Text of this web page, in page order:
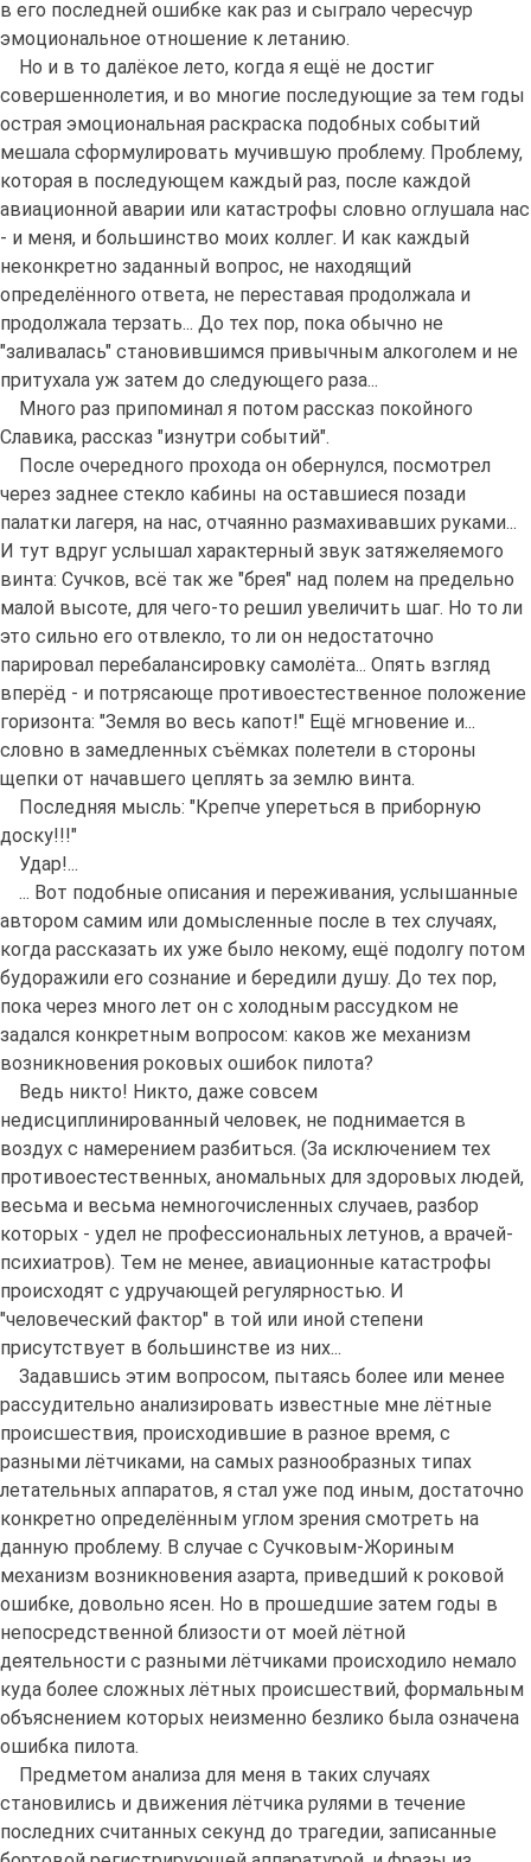
в его последней ошибке как раз и сыграло чересчур
эмоциональное отношение к летанию.
Но и в то далёкое лето, когда я ещё не достиг
совершеннолетия, и во многие последующие за тем годы
острая эмоциональная раскраска подобных событий
мешала сформулировать мучившую проблему. Проблему,
которая в последующем каждый раз, после каждой
авиационной аварии или катастрофы словно оглушала нас
- и меня, и большинство моих коллег. И как каждый
неконкретно заданный вопрос, не находящий
определённого ответа, не переставая продолжала и
продолжала терзать... До тех пор, пока обычно не
"заливалась" становившимся привычным алкоголем и не
притухала уж затем до следующего раза...
Много раз припоминал я потом рассказ покойного
Славика, рассказ "изнутри событий".
После очередного прохода он обернулся, посмотрел
через заднее стекло кабины на оставшиеся позади
палатки лагеря, на нас, отчаянно размахивавших руками...
И тут вдруг услышал характерный звук затяжеляемого
винта: Сучков, всё так же "брея" над полем на предельно
малой высоте, для чего-то решил увеличить шаг. Но то ли
это сильно его отвлекло, то ли он недостаточно
парировал перебалансировку самолёта... Опять взгляд
вперёд - и потрясающе противоестественное положение
горизонта: "Земля во весь капот!" Ещё мгновение и...
словно в замедленных съёмках полетели в стороны
щепки от начавшего цеплять за землю винта.
Последняя мысль: "Крепче упереться в приборную
доску!!!"
Удар!...
... Вот подобные описания и переживания, услышанные
автором самим или домысленные после в тех случаях,
когда рассказать их уже было некому, ещё подолгу потом
будоражили его сознание и бередили душу. До тех пор,
пока через много лет он с холодным рассудком не
задался конкретным вопросом: каков же механизм
возникновения роковых ошибок пилота?
Ведь никто! Никто, даже совсем
недисциплинированный человек, не поднимается в
воздух с намерением разбиться. (За исключением тех
противоестественных, аномальных для здоровых людей,
весьма и весьма немногочисленных случаев, разбор
которых - удел не профессиональных летунов, а врачей-
психиатров). Тем не менее, авиационные катастрофы
происходят с удручающей регулярностью. И
"человеческий фактор" в той или иной степени
присутствует в большинстве из них...
Задавшись этим вопросом, пытаясь более или менее
рассудительно анализировать известные мне лётные
происшествия, происходившие в разное время, с
разными лётчиками, на самых разнообразных типах
летательных аппаратов, я стал уже под иным, достаточно
конкретно определённым углом зрения смотреть на
данную проблему. В случае с Сучковым-Жориным
механизм возникновения азарта, приведший к роковой
ошибке, довольно ясен. Но в прошедшие затем годы в
непосредственной близости от моей лётной
деятельности с разными лётчиками происходило немало
куда более сложных лётных происшествий, формальным
объяснением которых неизменно безлико была означена
ошибка пилота.
Предметом анализа для меня в таких случаях
становились и движения лётчика рулями в течение
последних считанных секунд до трагедии, записанные